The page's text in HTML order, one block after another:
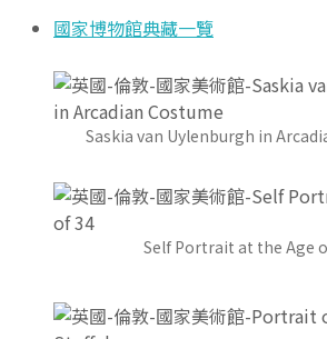
國家博物館典藏一覽
Saskia van Uylenburgh in
Self Portrait at the Age